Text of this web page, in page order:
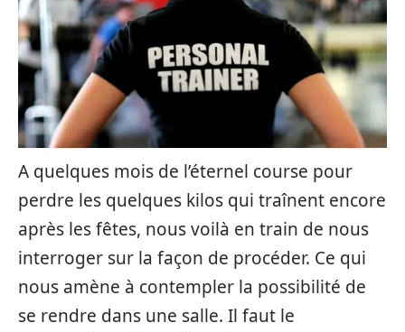
A quelques mois de l’éternel course pour
perdre les quelques kilos qui traînent encore
après les fêtes, nous voilà en train de nous
interroger sur la façon de procéder. Ce qui
nous amène à contempler la possibilité de
se rendre dans une salle. Il faut le